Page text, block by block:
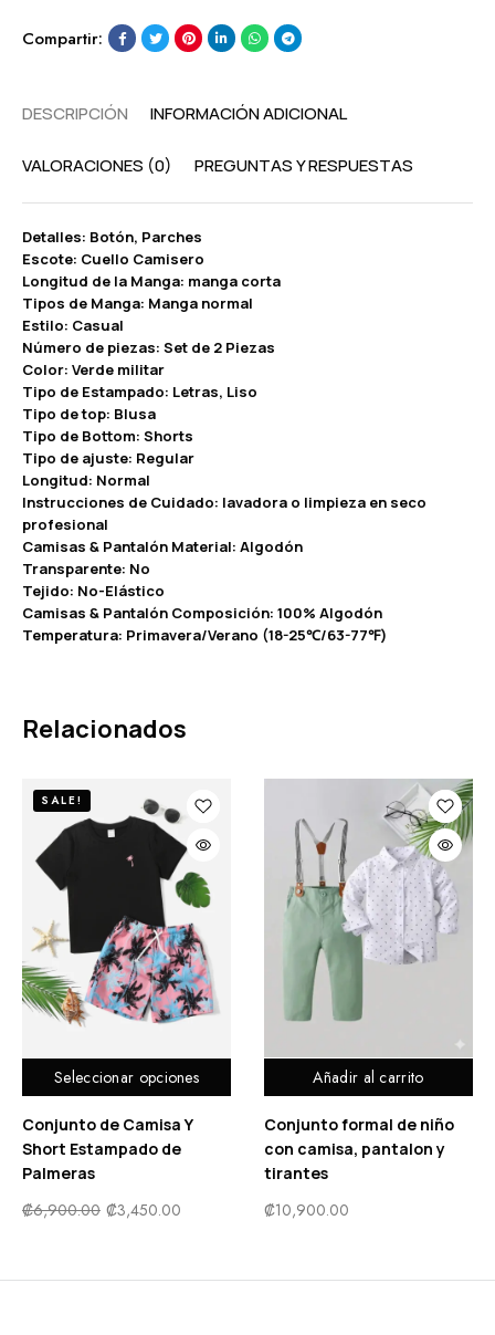
Compartir:
DESCRIPCIÓN INFORMACIÓN ADICIONAL
VALORACIONES (0) PREGUNTAS Y RESPUESTAS
Detalles: Botón, Parches
Escote: Cuello Camisero
Longitud de la Manga: manga corta
Tipos de Manga: Manga normal
Estilo: Casual
Número de piezas: Set de 2 Piezas
Color: Verde militar
Tipo de Estampado: Letras, Liso
Tipo de top: Blusa
Tipo de Bottom: Shorts
Tipo de ajuste: Regular
Longitud: Normal
Instrucciones de Cuidado: lavadora o limpieza en seco
profesional
Camisas & Pantalón Material: Algodón
Transparente: No
Tejido: No-Elástico
Camisas & Pantalón Composición: 100% Algodón
Temperatura: Primavera/Verano (18-25℃/63-77℉)
Relacionados
Seleccionar opciones
SALE!
Conjunto de Camisa Y
Short Estampado de
Palmeras
₡6,900.00 ₡3,450.00
Añadir al carrito
Conjunto formal de niño
con camisa, pantalon y
tirantes
₡10,900.00